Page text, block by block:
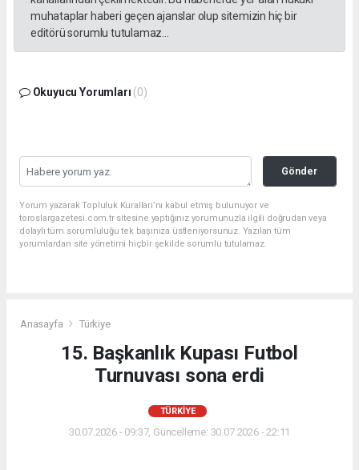
muhataplar haberi geçen ajanslar olup sitemizin hiç bir
editörü sorumlu tutulamaz...
Okuyucu Yorumları (0)
Gönder
Yorum yazarak Topluluk Kuralları’nı kabul etmiş bulunuyor ve
toroslargazetesi.com.tr sitesine yaptığınız yorumunuzla ilgili doğrudan veya
dolaylı tüm sorumluluğu tek başınıza üstleniyorsunuz. Yazılan tüm
yorumlardan site yönetimi hiçbir şekilde sorumlu tutulamaz.
Anasayfa Türkiye
15. Başkanlık Kupası Futbol
Turnuvası sona erdi
TÜRKIYE
30.07.2026 - 09:37, Güncelleme: 30.07.2026 - 22:11